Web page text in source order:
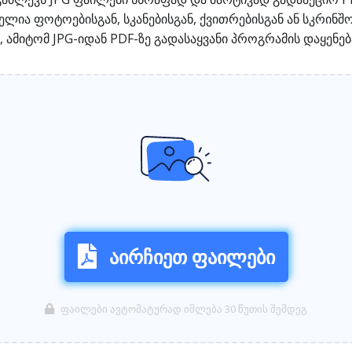
ფოტოებისგან, სკანებისგან, ქვითრებისგან ან
JPG-იდან PDF-ზე გადასაყვანი პროგრამის
აირჩიეთ ფაილები
ფაილები ავტომატურად იშლება 30 წუთის შემდეგ